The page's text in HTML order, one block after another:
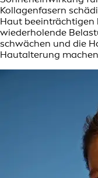
Kollagenfasern
Haut beeinträchtigen
wiederholende
schwächen und die
Hautalterung